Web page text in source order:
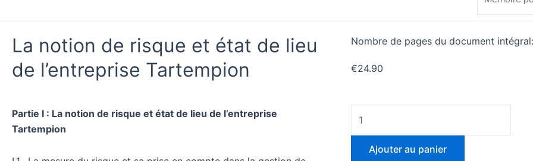
La notion de risque et état de lieu
de l’entreprise Tartempion
Partie I : La notion de risque et état de lieu de l’entreprise
Tartempion
Nombre de pages du document
€24.90
de
notion
Ajouter au panier